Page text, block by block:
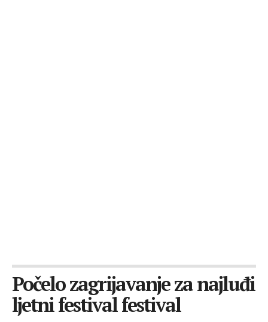
Počelo zagrijavanje za najluđi
ljetni festival festival